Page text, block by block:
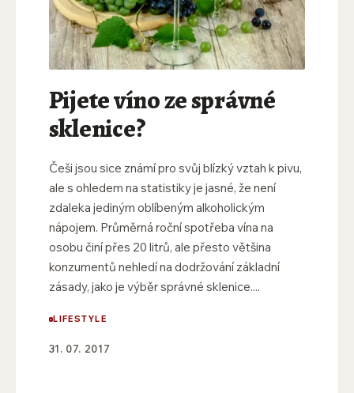
Pijete víno ze správné
sklenice?
Češi jsou sice známí pro svůj blízký vztah k pivu,
ale s ohledem na statistiky je jasné, že není
zdaleka jediným oblíbeným alkoholickým
nápojem. Průměrná roční spotřeba vína na
osobu činí přes 20 litrů, ale přesto většina
konzumentů nehledí na dodržování základní
zásady, jako je výběr správné sklenice....
LIFESTYLE
31. 07. 2017